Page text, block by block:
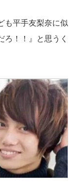
も平手友梨奈に似
ろ！！』と思うく